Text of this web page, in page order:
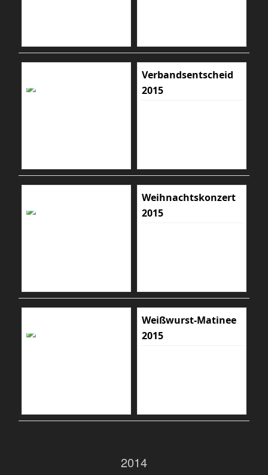
Verbandsentscheid
2015
Weihnachtskonzert
2015
Weißwurst-Matinee
2015
2014